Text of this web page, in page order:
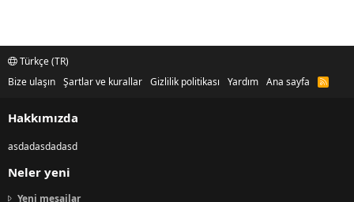
Türkçe (TR)
Bize ulaşın Şartlar ve kurallar Gizlilik politikası Yardım Ana sayfa
R
Hakkımızda
asdadasdadasd
Neler yeni
Yeni mesajlar